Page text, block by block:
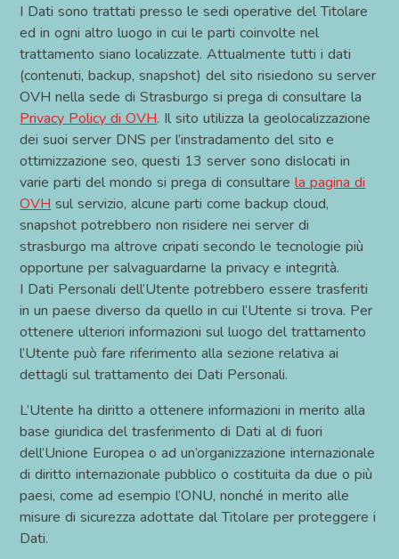
I Dati sono trattati presso le sedi operative del Titolare
ed in ogni altro luogo in cui le parti coinvolte nel
trattamento siano localizzate. Attualmente tutti i dati
(contenuti, backup, snapshot) del sito risiedono su server
OVH nella sede di Strasburgo si prega di consultare la
Privacy Policy di OVH. Il sito utilizza la geolocalizzazione
dei suoi server DNS per l’instradamento del sito e
ottimizzazione seo, questi 13 server sono dislocati in
varie parti del mondo si prega di consultarela pagina di
OVH sul servizio, alcune parti come backup cloud,
snapshot potrebbero non risidere nei server di
strasburgo ma altrove cripati secondo le tecnologie più
opportune per salvaguardarne la privacy e integrità.
I Dati Personali dell’Utente potrebbero essere trasferiti
in un paese diverso da quello in cui l’Utente si trova. Per
ottenere ulteriori informazioni sul luogo del trattamento
l’Utente può fare riferimento alla sezione relativa ai
dettagli sul trattamento dei Dati Personali.
L’Utente ha diritto a ottenere informazioni in merito alla
base giuridica del trasferimento di Dati al di fuori
dell’Unione Europea o ad un’organizzazione internazionale
di diritto internazionale pubblico o costituita da due o più
paesi, come ad esempio l’ONU, nonché in merito alle
misure di sicurezza adottate dal Titolare per proteggere i
Dati.